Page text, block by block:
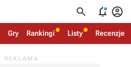
  
Gry Rankingi Listy Recenzje